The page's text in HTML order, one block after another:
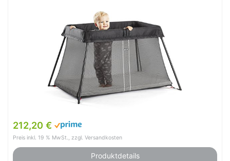
212,20 €
Preis inkl. 19 % MwSt., zzgl. Versandkosten
Produktdetails